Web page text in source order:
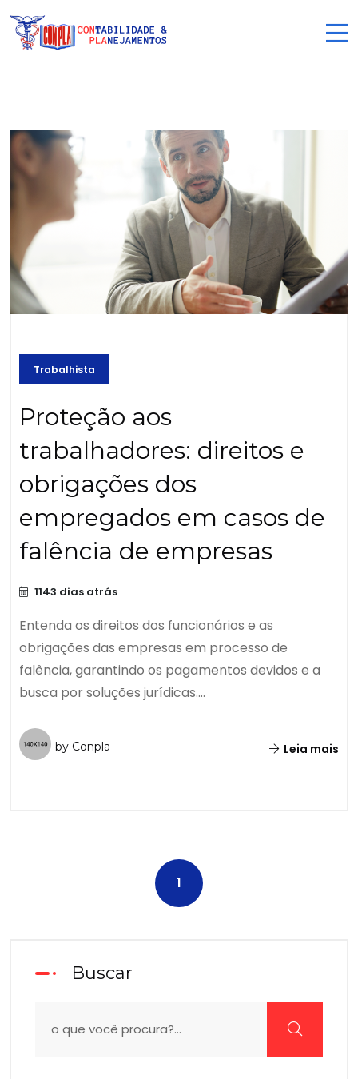
Trabalhista
Proteção aos
trabalhadores: direitos e
obrigações dos
empregados em casos de
falência de empresas
1143 dias atrás
Entenda os direitos dos funcionários e as
obrigações das empresas em processo de
falência, garantindo os pagamentos devidos e a
busca por soluções jurídicas....
by Conpla Leia mais
1
Buscar